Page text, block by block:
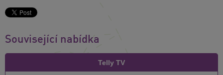
Související nabídka
Telly TV